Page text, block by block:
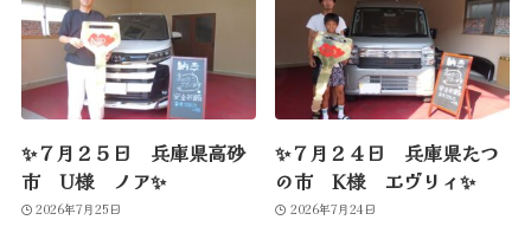
✨７月２５日 兵庫県高砂
市 U様 ノア✨
2026年7月25日
✨７月２４日 兵庫県たつ
の市 K様 エヴリィ✨
2026年7月24日